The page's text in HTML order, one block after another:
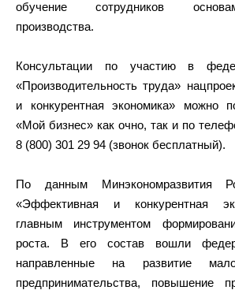
обучение сотрудников
производства.
Консультации по участию в
«Производительность труда»
и конкурентная экономика» можно
«Мой бизнес» как очно, так и по
8 (800) 301 29 94 (звонок бесплатный).
По данным Минэкономразвития
«Эффективная и конкурентная
главным инструментом
роста. В его состав вошли
направленные на развитие
предпринимательства, повышение